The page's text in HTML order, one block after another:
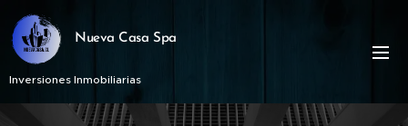
Nueva Casa Spa
Inversiones Inmobiliarias